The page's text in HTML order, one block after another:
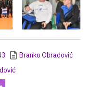
Branko Obradović